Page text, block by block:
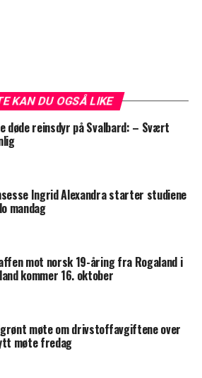
KAN DU OGSÅ LIKE
døde reinsdyr på Svalbard: – Svært
Ingrid Alexandra starter studiene
mandag
mot norsk 19-åring fra Rogaland i
kommer 16. oktober
møte om drivstoffavgiftene over
møte fredag